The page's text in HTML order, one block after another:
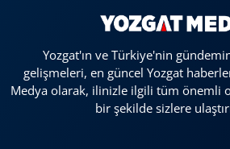
Yozgat'ın ve Türkiye'nin
gelişmeleri, en güncel Yozgat
Medya olarak, ilinizle ilgili tüm önemli
bir şekilde sizlere